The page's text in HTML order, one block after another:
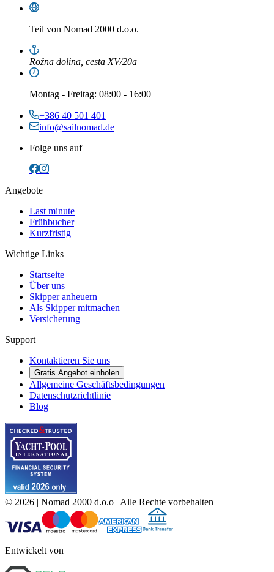
Teil von Nomad 2000 d.o.o.
Rožna dolina, cesta XV/20a
Montag - Freitag: 08:00 - 16:00
+386 40 501 401
info@sailnomad.de
Folge uns auf
Angebote
Last minute
Frühbucher
Kurzfristig
Wichtige Links
Startseite
Über uns
Skipper anheuern
Als Skipper mitmachen
Versicherung
Support
Kontaktieren Sie uns
Gratis Angebot einholen
Allgemeine Geschäftsbedingungen
Datenschutzrichtlinie
Blog
© 2026 | Nomad 2000 d.o.o | Alle Rechte vorbehalten
Entwickelt von